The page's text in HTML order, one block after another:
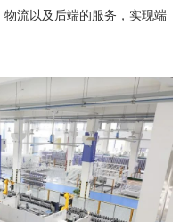
流以及后端的服务，实现端